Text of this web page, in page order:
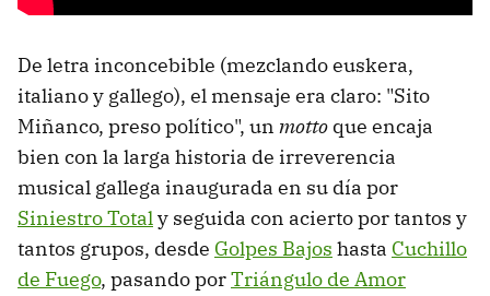
De letra inconcebible (mezclando euskera,
italiano y gallego), el mensaje era claro: "Sito
Miñanco, preso político", un motto que encaja
bien con la larga historia de irreverencia
musical gallega inaugurada en su día por
Siniestro Totaly seguida con acierto por tantos y
tantos grupos, desde Golpes Bajos hasta Cuchillo
de Fuego, pasando porTriángulo de Amor